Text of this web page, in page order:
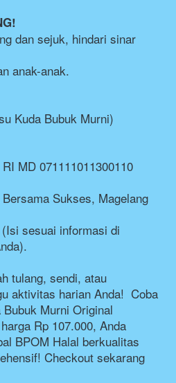
dan sejuk, hindari sinar
anak-anak.
Kuda Bubuk Murni)
MD 071111011300110
Sukses, Magelang
sesuai informasi di
tulang, sendi, atau
aktivitas harian Anda!  Coba
Murni Original
Rp 107.000, Anda
BPOM Halal berkualitas
Checkout sekarang